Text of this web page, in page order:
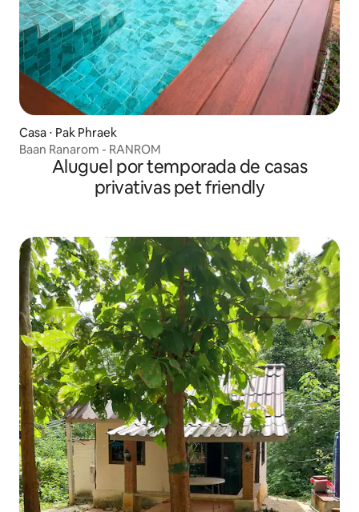
Casa ⋅ Pak Phraek
Baan Ranarom - RANROM
Aluguel por temporada de casas
privativas pet friendly